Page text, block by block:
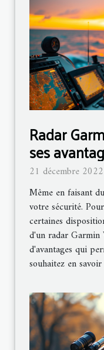
Radar
ses
choix ?
21 décembre
Même en faisant
votre sécurité.
certaines
d'un radar Garmin
d'avantages qui
souhaitez en